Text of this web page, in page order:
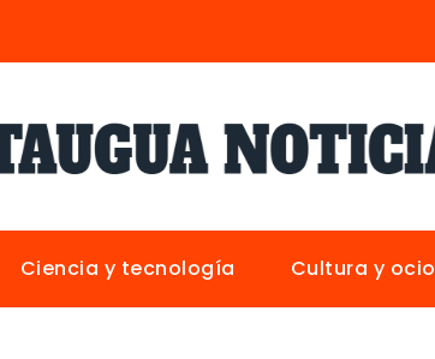
Ciencia y tecnología Cultura y ocio